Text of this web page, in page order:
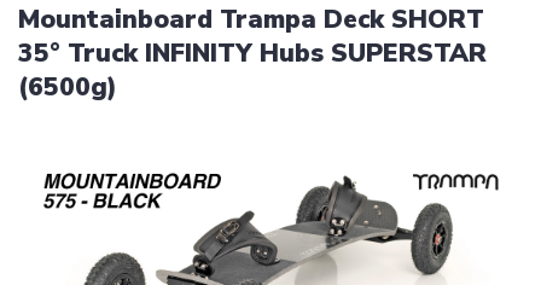
Mountainboard Trampa Deck SHORT
35° Truck INFINITY Hubs SUPERSTAR
(6500g)